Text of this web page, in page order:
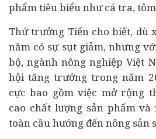
phẩm tiêu biểu như cá tra,
Thứ trưởng Tiến cho biết, dù
năm có sự sụt giảm, nhưng
bộ, ngành nông nghiệp Việt
hội tăng trưởng trong năm
cực bao gồm việc mở rộng
cao chất lượng sản phẩm
toàn cầu hướng đến nông sản